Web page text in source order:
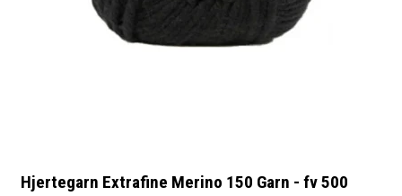
Hjertegarn Extrafine Merino 150 Garn - fv 500